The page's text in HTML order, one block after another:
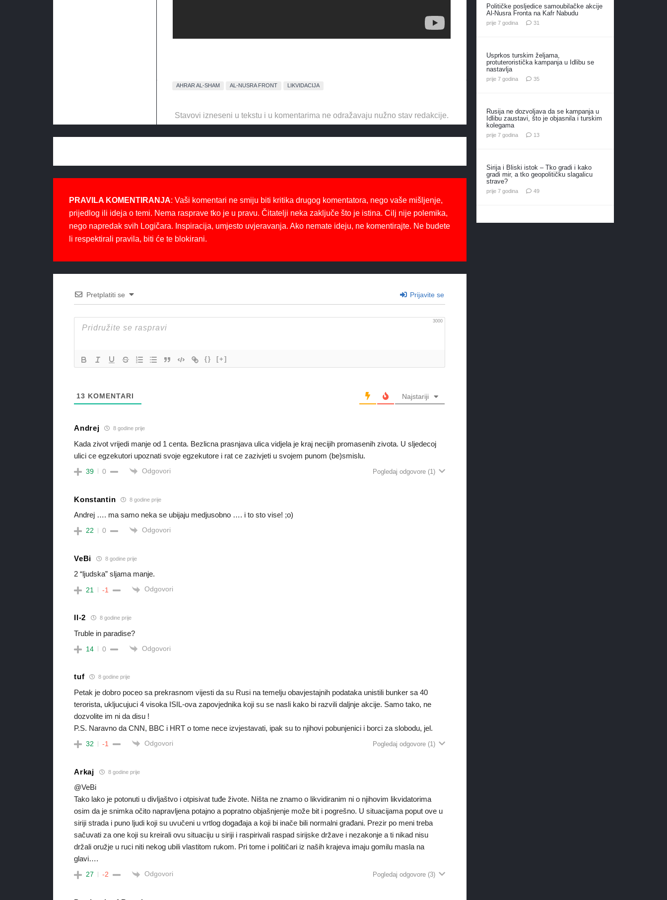
AHRAR AL-SHAM AL-NUSRA FRONT LIKVIDACIJA
Stavovi izneseni u tekstu i u komentarima ne odražavaju nužno stav redakcije.
PRAVILA KOMENTIRANJA: Vaši komentari ne smiju biti kritika drugog komentatora, nego vaše mišljenje,
prijedlog ili ideja o temi. Nema rasprave tko je u pravu. Čitatelji neka zaključe što je istina. Cilj nije polemika,
nego napredak svih Logičara. Inspiracija, umjesto uvjeravanja. Ako nemate ideju, ne komentirajte. Ne budete
li respektirali pravila, biti će te blokirani.
Pretplatiti se Prijavite se
3000
{} [+]
13 KOMENTARI Najstariji
Andrej 8 godine prije
Kada zivot vrijedi manje od 1 centa. Bezlicna prasnjava ulica vidjela je kraj necijih promasenih zivota. U sljedecoj
ulici ce egzekutori upoznati svoje egzekutore i rat ce zazivjeti u svojem punom (be)smislu.
39 0 Odgovori Pogledaj odgovore (1)
Konstantin 8 godine prije
Andrej …. ma samo neka se ubijaju medjusobno …. i to sto vise! ;o)
22 0 Odgovori
VeBi 8 godine prije
2 “ljudska” sljama manje.
21 -1 Odgovori
Il-2 8 godine prije
Truble in paradise?
14 0 Odgovori
tuf 8 godine prije
Petak je dobro poceo sa prekrasnom vijesti da su Rusi na temelju obavjestajnih podataka unistili bunker sa 40
terorista, ukljucujuci 4 visoka ISIL-ova zapovjednika koji su se nasli kako bi razvili daljnje akcije. Samo tako, ne
dozvolite im ni da disu !
P.S. Naravno da CNN, BBC i HRT o tome nece izvjestavati, ipak su to njihovi pobunjenici i borci za slobodu, jel.
32 -1 Odgovori Pogledaj odgovore (1)
Arkaj 8 godine prije
@VeBi
Tako lako je potonuti u divljaštvo i otpisivat tuđe živote. Ništa ne znamo o likvidiranim ni o njihovim likvidatorima
osim da je snimka očito napravljena potajno a popratno objašnjenje može bit i pogrešno. U situacijama poput ove u
siriji strada i puno ljudi koji su uvučeni u vrtlog događaja a koji bi inače bili normalni građani. Prezir po meni treba
sačuvati za one koji su kreirali ovu situaciju u siriji i raspirivali raspad sirijske države i nezakonje a ti nikad nisu
držali oružje u ruci niti nekog ubili vlastitom rukom. Pri tome i političari iz naših krajeva imaju gomilu masla na
glavi….
27 -2 Odgovori Pogledaj odgovore (3)
Političke posljedice samoubilačke akcije
Al-Nusra Fronta na Kafr Nabudu
prije 7 godina 31
Usprkos turskim željama,
protuteroristička kampanja u Idlibu se
nastavlja
prije 7 godina 35komentara
Rusija ne dozvoljava da se kampanja u
Idlibu zaustavi, što je objasnila i turskim
kolegama
prije 7 godina 13komentara
Sirija i Bliski istok – Tko gradi i kako
gradi mir, a tko geopolitičku slagalicu
strave?
prije 7 godina 49komentara